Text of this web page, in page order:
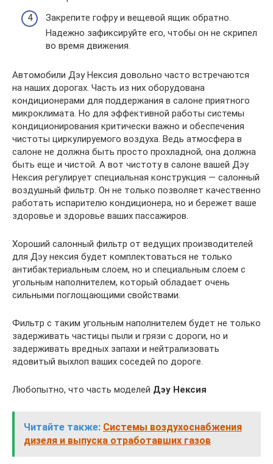
Закрепите гофру и вещевой ящик обратно.
Надежно зафиксируйте его, чтобы он не скрипел
во время движения.
Автомобили Дэу Нексия довольно часто встречаются
на наших дорогах. Часть из них оборудована
кондиционерами для поддержания в салоне приятного
микроклимата. Но для эффективной работы системы
кондиционирования критически важно и обеспечения
чистоты циркулируемого воздуха. Ведь атмосфера в
салоне не должна быть просто прохладной, она должна
быть еще и чистой. А вот чистоту в салоне вашей Дэу
Нексия регулирует специальная конструкция — салонный
воздушный фильтр. Он не только позволяет качественно
работать испарителю кондиционера, но и бережет ваше
здоровье и здоровье ваших пассажиров.
Хороший салонный фильтр от ведущих производителей
для Дэу нексия будет комплектоваться не только
антибактериальным слоем, но и специальным слоем с
угольным наполнителем, который обладает очень
сильными поглощающими свойствами.
Фильтр с таким угольным наполнителем будет не только
задерживать частицы пыли и грязи с дороги, но и
задерживать вредных запахи и нейтрализовать
ядовитый выхлоп ваших соседей по дороге.
Любопытно, что часть моделей Дэу Нексия
Читайте также: Системы воздухоснабжения
дизеля и выпуска отработавших газов